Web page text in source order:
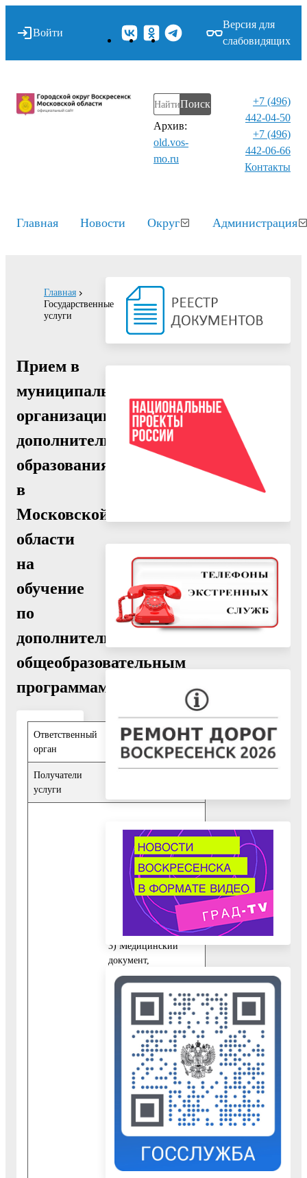
Войти
Версия для
слабовидящих
Поиск
Архив:
old.vos-
mo.ru
+7 (496)
442-04-50
+7 (496)
442-06-66
Контакты⁠
Главная Новости Округ Администрация
Главная
Государственные
услуги
Прием в
муниципальную
организацию
дополнительного
образования
в
Московской
области
на
обучение
по
дополнительным
общеобразовательным
программам
Ответственный
орган
Управление
образования
Получатели
услуги
регистрации
Заявителя по месту
пребывания;
2) Документ,
удостоверяющий
личность Заявителя;
3) Медицинский
документ,
подтверждающий
отсутствие
медицинских
противопоказаний;
4) Свидетельство о
регистрации по месту
жительства или
пребывания
несовершеннолетнего
гражданина либо
свидетельство о
жительства
несовершеннолетнего